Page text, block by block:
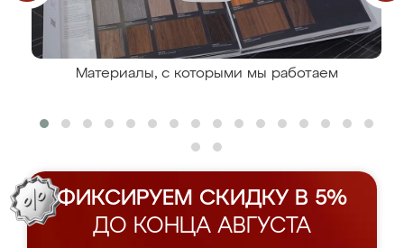
Материалы, с которыми мы работаем
ФИКСИРУЕМ СКИДКУ В 5%
ДО КОНЦА АВГУСТА